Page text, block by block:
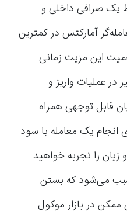
یک صرافی داخلی و
آمارکتس در کمترین
این مزیت زمانی
در عملیات واریز و
قابل توجهی همراه
انجام یک معامله با سود
زیان را تجربه خواهید
سبب می‌شود که بستن
ممکن در بازار موکول